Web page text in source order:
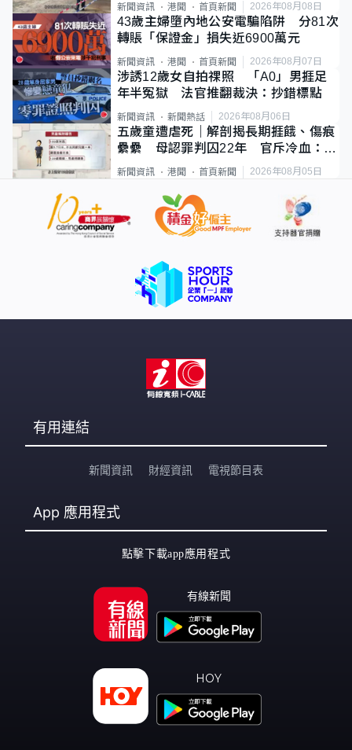
新聞資訊 港聞 首頁新聞 2026年08月08日
43歲主婦墮內地公安電騙陷阱 分81次
轉賬「保證金」損失近6900萬元
新聞資訊 港聞 首頁新聞 2026年08月07日
涉誘12歲女自拍祼照 「A0」男捱足
年半冤獄 法官推翻裁決：抄錯標點
新聞資訊 新聞熱話 2026年08月06日
五歲童遭虐死｜解剖揭長期捱餓、傷痕
纍纍 母認罪判囚22年 官斥冷血：同
類案最惡劣
新聞資訊 港聞 首頁新聞 2026年08月05日
有用連結
新聞資訊 財經資訊 電視節目表
App 應用程式
點擊下載app應用程式
有線新聞
HOY